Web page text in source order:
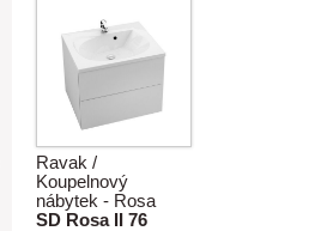
Ravak /
Koupelnový
nábytek - Rosa
SD Rosa II 76